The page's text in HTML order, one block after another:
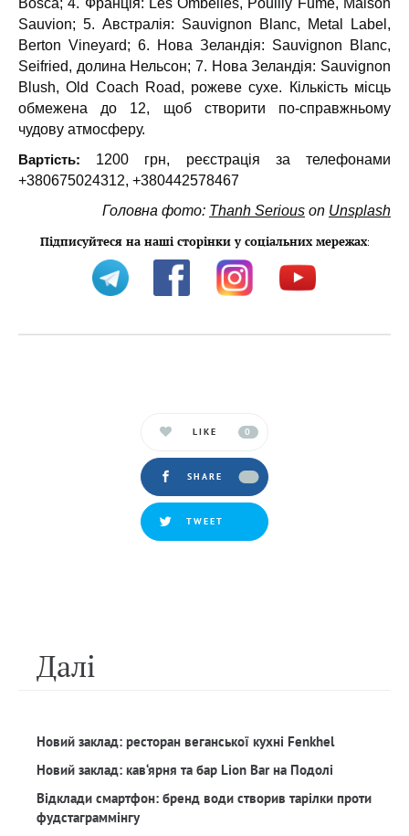
Bosca; 4. Франція: Les Ombelles, Pouilly Fume, Maison
Sauvion; 5. Австралія: Sauvignon Blanc, Metal Label,
Berton Vineyard; 6. Нова Зеландія: Sauvignon Blanc,
Seifried, долина Нельсон; 7. Нова Зеландія: Sauvignon
Blush, Old Coach Road, рожеве сухе. Кількість місць
обмежена до 12, щоб створити по-справжньому
чудову атмосферу.
Вартість:
1200 грн, реєстрація за телефонами
+380675024312, +380442578467
Головна фото: Thanh Serious on Unsplash
Підписуйтеся на наші сторінки у соціальних мережах:
LIKE 0
SHARE
TWEET
Далi
Новий заклад: ресторан веганської кухні Fenkhel
Новий заклад: кав‘ярня та бар Lion Bar на Подолі
Відклади смартфон: бренд води створив тарілки проти
фудстаграммінгу